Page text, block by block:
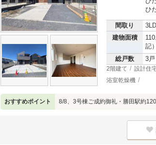
ひ
間取り
建物面積
記）
総戸数
3戸
2階建て 設計住
浴室乾燥機
おすすめポイント 8/8、3号棟ご成約御礼・勝田駅約